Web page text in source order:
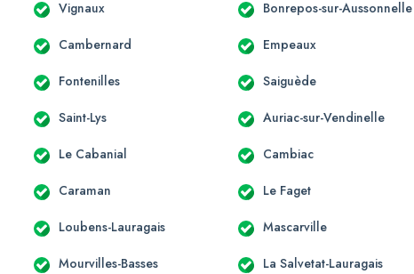
Vignaux Bonrepos-sur-Aussonnelle
Cambernard Empeaux
Fontenilles Saiguède
Saint-Lys Auriac-sur-Vendinelle
Le Cabanial Cambiac
Caraman Le Faget
Loubens-Lauragais Mascarville
Mourvilles-Basses La Salvetat-Lauragais